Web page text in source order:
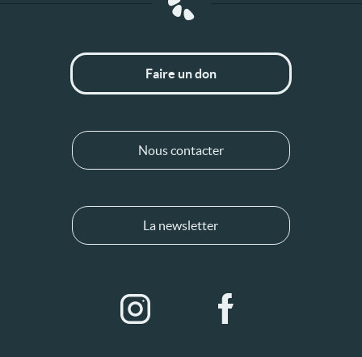
Faire un don
Nous contacter
La newsletter